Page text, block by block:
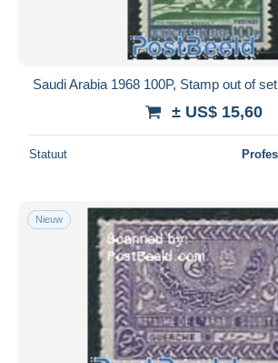
Saudi Arabia 1968 100P, Stamp out of
± US$ 15,60
Statuut
Nieuw